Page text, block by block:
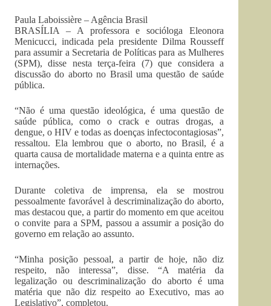
Paula Laboissière – Agência Brasil
BRASÍLIA – A professora e socióloga Eleonora
Menicucci, indicada pela presidente Dilma Rousseff
para assumir a Secretaria de Políticas para as Mulheres
(SPM), disse nesta terça-feira (7) que considera a
discussão do aborto no Brasil uma questão de saúde
pública.
“Não é uma questão ideológica, é uma questão de
saúde pública, como o crack e outras drogas, a
dengue, o HIV e todas as doenças infectocontagiosas”,
ressaltou. Ela lembrou que o aborto, no Brasil, é a
quarta causa de mortalidade materna e a quinta entre as
internações.
Durante coletiva de imprensa, ela se mostrou
pessoalmente favorável à descriminalização do aborto,
mas destacou que, a partir do momento em que aceitou
o convite para a SPM, passou a assumir a posição do
governo em relação ao assunto.
“Minha posição pessoal, a partir de hoje, não diz
respeito, não interessa”, disse. “A matéria da
legalização ou descriminalização do aborto é uma
matéria que não diz respeito ao Executivo, mas ao
Legislativo”, completou.